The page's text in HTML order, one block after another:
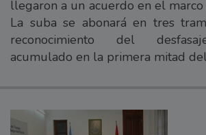
llegaron a un acuerdo en el
La suba se abonará en tres
reconocimiento del
acumulado en la primera mitad